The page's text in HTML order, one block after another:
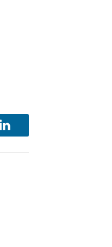
LinkedIn